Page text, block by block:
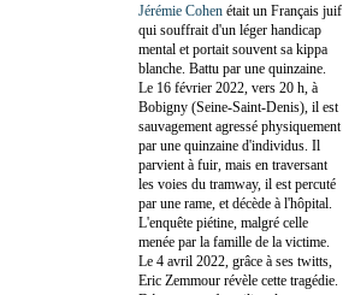
Jérémie Cohen était un Français juif
qui souffrait d'un léger handicap
mental et portait souvent sa kippa
blanche. Battu par une quinzaine.
Le 16 février 2022, vers 20 h, à
Bobigny (Seine-Saint-Denis), il est
sauvagement agressé physiquement
par une quinzaine d'individus. Il
parvient à fuir, mais en traversant
les voies du tramway, il est percuté
par une rame, et décède à l'hôpital.
L'enquête piétine, malgré celle
menée par la famille de la victime.
Le 4 avril 2022, grâce à ses twitts,
Eric Zemmour révèle cette tragédie.